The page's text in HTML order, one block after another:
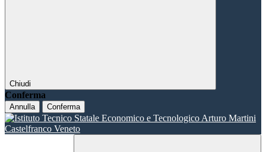
Chiudi
Conferma
Annulla Conferma